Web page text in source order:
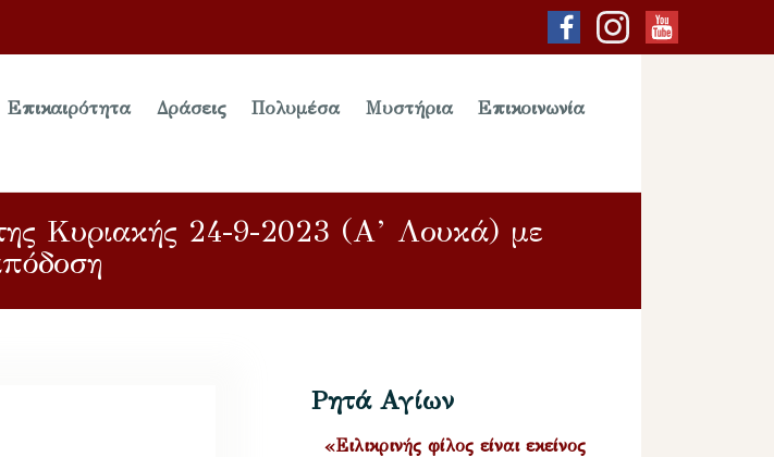
Επικαιρότητα Δράσεις Πολυμέσα Μυστήρια Επικοινωνία
Κυριακής 24-9-2023 (Α’ Λουκά) με
Ρητά Αγίων
«Ειλικρινής φίλος είναι εκείνος